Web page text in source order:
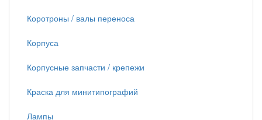
Коротроны / валы переноса
Корпуса
Корпусные запчасти / крепежи
Краска для минитипографий
Лампы